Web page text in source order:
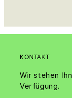
KONTAKT
Wir stehen
Verfügung.